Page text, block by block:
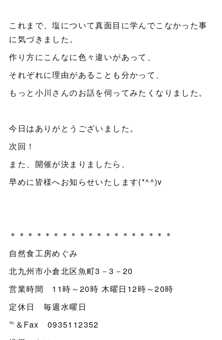
これまで、塩について真面目に学んでこなかった事
に気づきました。
作り方にこんなに色々違いがあって、
それぞれに理由があることも分かって、
もっと小川さんのお話を伺ってみたくなりました。
今日はありがとうございました。
次回！
また、開催が決まりましたら、
早めに皆様へお知らせいたします(*^^)v
＊＊＊＊＊＊＊＊＊＊＊＊＊＊＊＊＊＊＊
自然食工房めぐみ
北九州市小倉北区魚町3－3－20
営業時間 11時～20時 木曜日12時～20時
定休日 毎週水曜日
℡＆Fax 0935112352